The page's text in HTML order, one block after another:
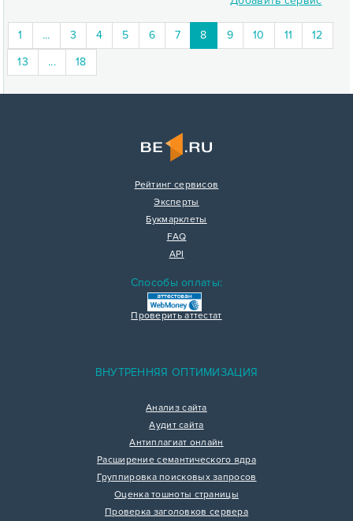
1 ... 3 4 5 6 7 8(current)
9 10 11
12
13
... 18
Рейтинг сервисов
Эксперты
Букмарклеты
FAQ
API
Способы оплаты:
Проверить аттестат
ВНУТРЕННЯЯ ОПТИМИЗАЦИЯ
Анализ сайта
Аудит сайта
Антиплагиат онлайн
Расширение семантического ядра
Группировка поисковых запросов
Оценка тошноты страницы
Проверка заголовков сервера